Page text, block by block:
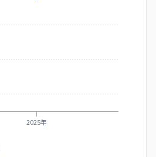
2025年